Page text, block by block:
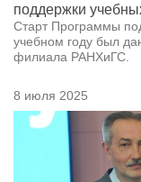
поддержки
Старт Программы
учебном году был
филиала РАНХиГС.
8 июля 2025